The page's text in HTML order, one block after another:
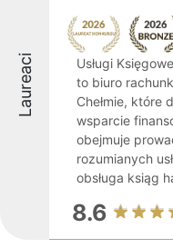
Laureaci
Usługi
to biuro
Chełmie, które
wsparcie
obejmuje
rozumianych
obsługa ksiąg
8.6